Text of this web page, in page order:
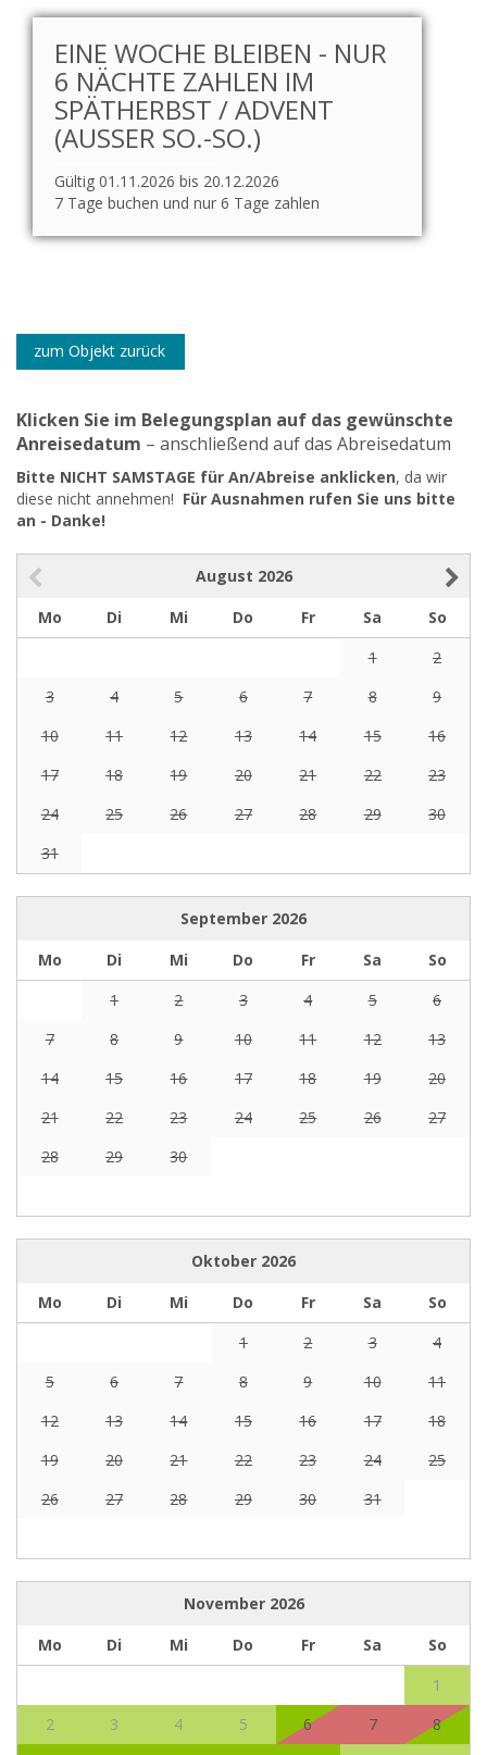
EINE WOCHE BLEIBEN - NUR
6 NÄCHTE ZAHLEN IM
SPÄTHERBST / ADVENT
(AUSSER SO.-SO.)
Gültig 01.11.2026 bis 20.12.2026
7 Tage buchen und nur 6 Tage zahlen
zum Objekt zurück
Klicken Sie im Belegungsplan auf das gewünschte
Anreisedatum – anschließend auf das Abreisedatum
Bitte NICHT SAMSTAGE für An/Abreise anklicken, da wir
diese nicht annehmen! Für Ausnahmen rufen Sie uns bitte
an - Danke!
August 2026
Mo
Di Mi Do Fr Sa
So
1
2
3
4 5 6 7 8
9
10
11 12 13 14 15
16
17
18 19 20 21 22
23
24
25 26 27 28 29
30
31
September 2026
Mo
Di Mi Do Fr Sa
So
1
2 3 4 5
6
7
8 9 10 11 12
13
14
15 16 17 18 19
20
21
22 23 24 25 26
27
28
29 30
Oktober 2026
Mo
Di Mi Do Fr Sa
So
1
2 3
4
5
6 7 8 9 10
11
12
13 14 15 16 17
18
19
20 21 22 23 24
25
26
27 28 29 30 31
November 2026
Mo
Di Mi Do Fr Sa
So
1
2
3 4 5 6 7
8